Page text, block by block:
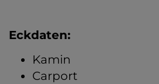
Eckdaten:
Kamin
Carport